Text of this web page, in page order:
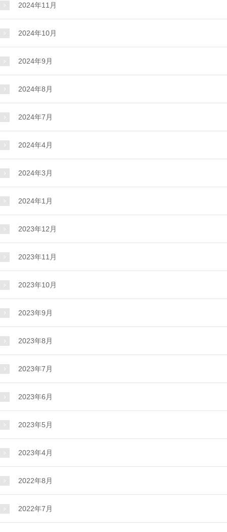
2024年11月
2024年10月
2024年9月
2024年8月
2024年7月
2024年4月
2024年3月
2024年1月
2023年12月
2023年11月
2023年10月
2023年9月
2023年8月
2023年7月
2023年6月
2023年5月
2023年4月
2022年8月
2022年7月